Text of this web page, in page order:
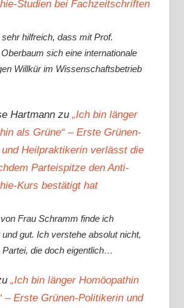
Studien bei Fachzeitschriften
hilfreich, dass mit Prof.
sich eine internationale
Willkür im Wissenschaftsbetrieb
Hartmannzu „Ich bin länger
als Grüne“ – Erste Grünen-
Heilpraktikerin verlässt die
Parteispitze den Anti-
Kurs bestätigt hat
Frau Schramm finde ich
gut. Ich verstehe absolut nicht,
Partei, die doch eigentlich…
„Ich bin länger Homöopathin
– Erste Grünen-Politikerin und